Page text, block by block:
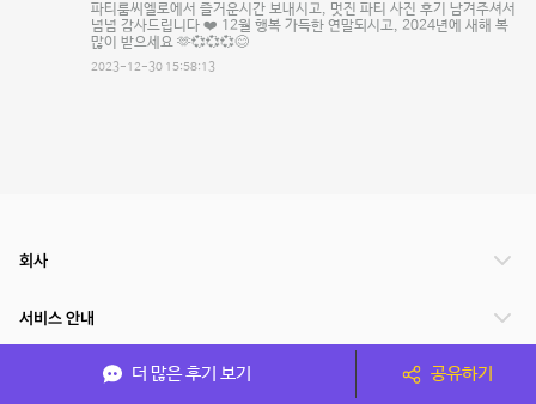
파티룸씨엘로에서 즐거운시간 보내시고, 멋진 파티 사진 후기 남겨주셔서
넘넘 감사드립니다 ❤️ 12월 행복 가득한 연말되시고, 2024년에 새해 복
많이 받으세요 🫶💞💞💞😊
2023-12-30 15:58:13
더 많은 후기 보기 공유하기
회사
서비스 안내